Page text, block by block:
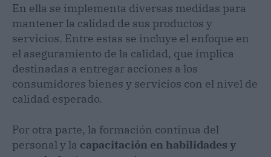
En ella se implementa diversas medidas para
mantener la calidad de sus productos y
servicios. Entre estas se incluye el enfoque en
el aseguramiento de la calidad, que implica
destinadas a entregar acciones a los
consumidores bienes y servicios con el nivel de
calidad esperado.
Por otra parte, la formación continua del
personal y la capacitación en habilidades y